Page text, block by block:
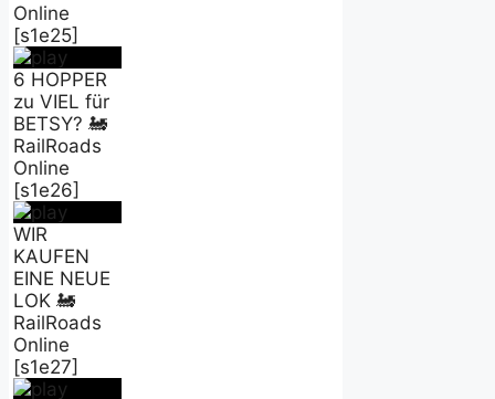
Online
[s1e25]
6 HOPPER
zu VIEL für
BETSY? 🚂
RailRoads
Online
[s1e26]
WIR
KAUFEN
EINE NEUE
LOK 🚂
RailRoads
Online
[s1e27]